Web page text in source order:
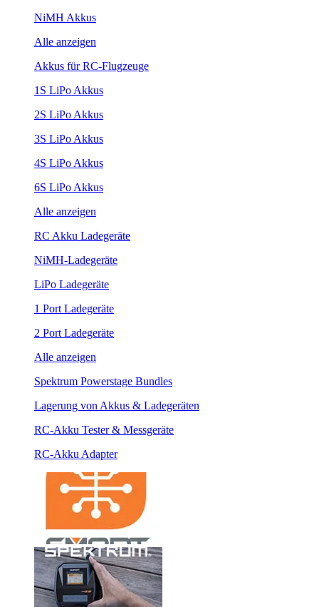
NiMH Akkus
Alle anzeigen
Akkus für RC-Flugzeuge
1S LiPo Akkus
2S LiPo Akkus
3S LiPo Akkus
4S LiPo Akkus
6S LiPo Akkus
Alle anzeigen
RC Akku Ladegeräte
NiMH-Ladegeräte
LiPo Ladegeräte
1 Port Ladegeräte
2 Port Ladegeräte
Alle anzeigen
Spektrum Powerstage Bundles
Lagerung von Akkus & Ladegeräten
RC-Akku Tester & Messgeräte
RC-Akku Adapter